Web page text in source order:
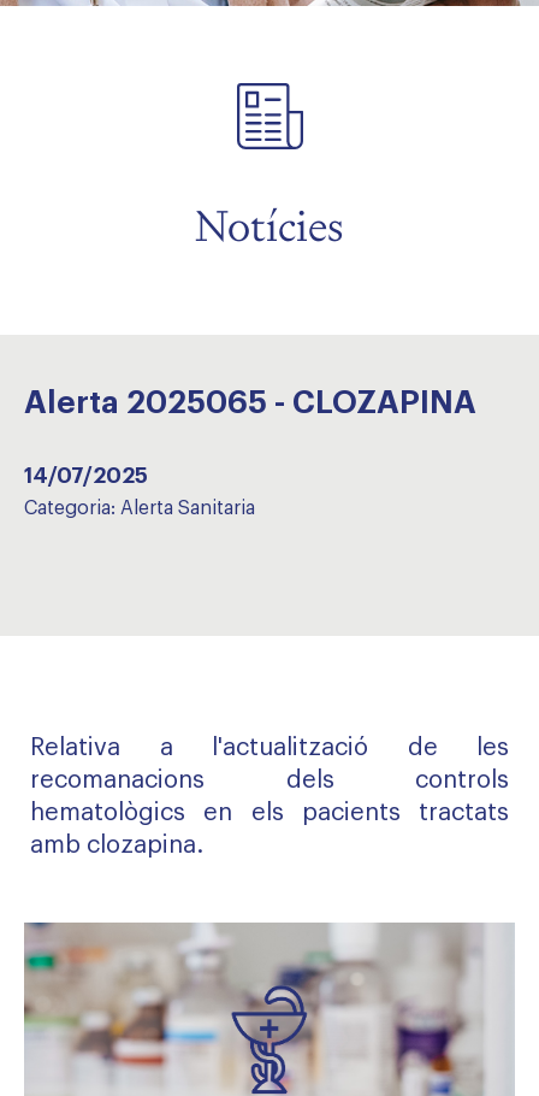
Notícies
Alerta 2025065 - CLOZAPINA
14/07/2025
Categoria: Alerta Sanitaria
Relativa a l'actualització de les
recomanacions dels controls
hematològics en els pacients tractats
amb clozapina.